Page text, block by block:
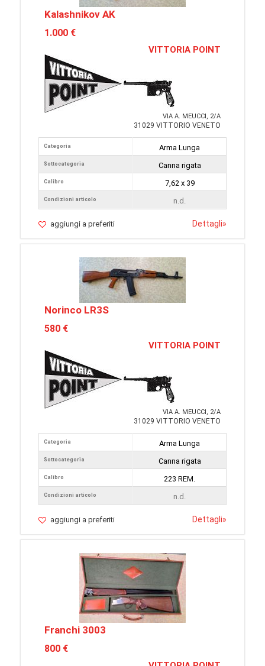
Kalashnikov AK
1.000 €
VITTORIA POINT
VIA A. MEUCCI, 2/A
31029 VITTORIO VENETO
Categoria
Sottocategoria
Calibro
Condizioni articolo
Arma Lunga
Canna rigata
7,62 x 39
n.d.
aggiungi a preferiti Dettagli»
Norinco LR3S
580 €
VITTORIA POINT
VIA A. MEUCCI, 2/A
31029 VITTORIO VENETO
Categoria
Sottocategoria
Calibro
Condizioni articolo
Arma Lunga
Canna rigata
223 REM.
n.d.
aggiungi a preferiti Dettagli»
Franchi 3003
800 €